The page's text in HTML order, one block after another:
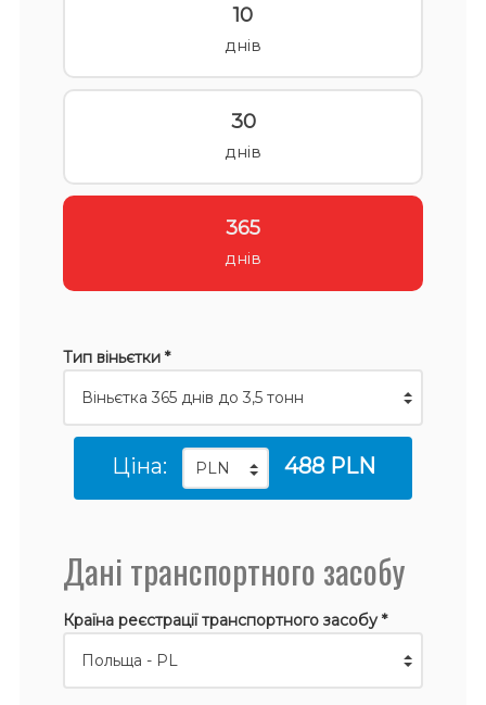
10
днів
30
днів
365
днів
Тип віньєтки *
Ціна: 488 PLN
Дані транспортного засобу
Країна реєстрації транспортного засобу *